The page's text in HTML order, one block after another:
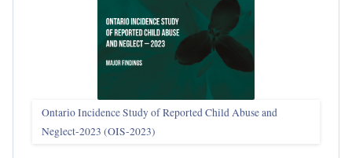
Ontario Incidence Study of Reported Child Abuse and
Neglect-2023 (OIS‑2023)